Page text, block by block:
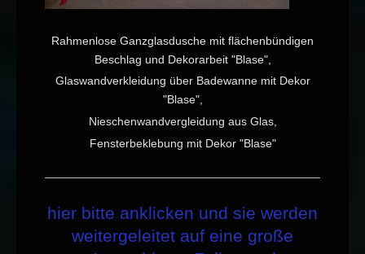
Rahmenlose Ganzglasdusche mit flächenbündigen
Beschlag und Dekorarbeit "Blase",
Glaswandverkleidung über Badewanne mit Dekor
"Blase",
Nieschenwandvergleidung aus Glas,
Fensterbeklebung mit Dekor "Blase"
hier bitte anklicken und sie werden
weitergeleitet auf eine große